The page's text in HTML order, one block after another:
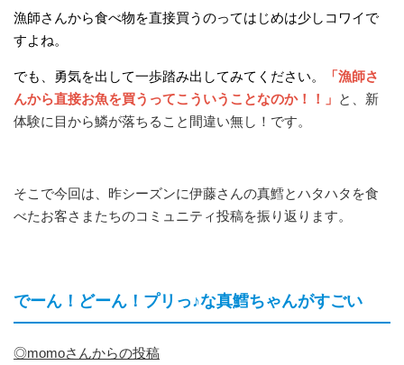
漁師さんから食べ物を直接買うのってはじめは少しコワイで
すよね。
でも、勇気を出して一歩踏み出してみてください。
「漁師さ
んから直接お魚を買うってこういうことなのか！！」 と、新
体験に目から鱗が落ちること間違い無し！です。
そこで今回は、昨シーズンに伊藤さんの真鱈とハタハタを食
べたお客さまたちのコミュニティ投稿を振り返ります。
でーん！どーん！プリっ♪な真鱈ちゃんがすごい
◎momoさんからの投稿